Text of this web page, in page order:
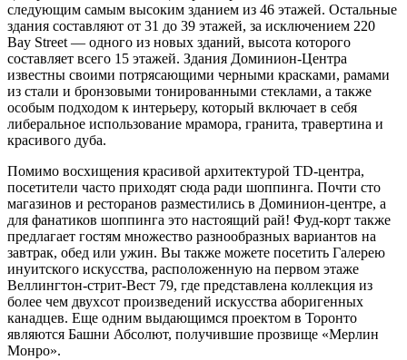
следующим самым высоким зданием из 46 этажей. Остальные
здания составляют от 31 до 39 этажей, за исключением 220
Bay Street — одного из новых зданий, высота которого
составляет всего 15 этажей. Здания Доминион-Центра
известны своими потрясающими черными красками, рамами
из стали и бронзовыми тонированными стеклами, а также
особым подходом к интерьеру, который включает в себя
либеральное использование мрамора, гранита, травертина и
красивого дуба.
Помимо восхищения красивой архитектурой TD-центра,
посетители часто приходят сюда ради шоппинга. Почти сто
магазинов и ресторанов разместились в Доминион-центре, а
для фанатиков шоппинга это настоящий рай! Фуд-корт также
предлагает гостям множество разнообразных вариантов на
завтрак, обед или ужин. Вы также можете посетить Галерею
инуитского искусства, расположенную на первом этаже
Веллингтон-стрит-Вест 79, где представлена коллекция из
более чем двухсот произведений искусства аборигенных
канадцев. Еще одним выдающимся проектом в Торонто
являются Башни Абсолют, получившие прозвище «Мерлин
Монро».